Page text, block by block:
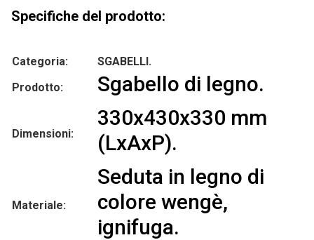
Specifiche del prodotto:
Categoria:
SGABELLI.
Prodotto:
Sgabello di legno.
Dimensioni:
330x430x330 mm
(LxAxP).
Materiale:
Seduta in legno di
colore wengè,
ignifuga.